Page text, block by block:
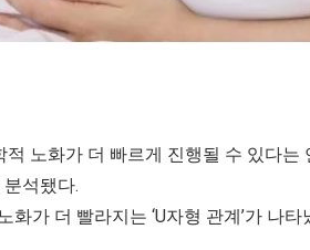
노화가 더 빠르게 진행될 수 있다는
석됐다.
가 더 빨라지는 ‘U자형 관계’가 나타